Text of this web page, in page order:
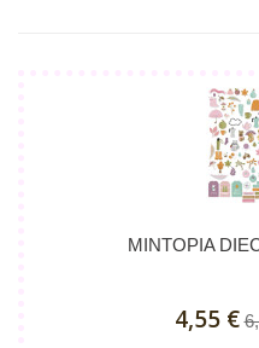
MINTOPIA
4,55 €